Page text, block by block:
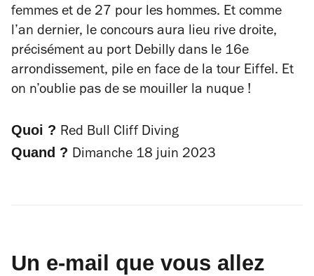
femmes et de 27 pour les hommes. Et comme
l’an dernier, le concours aura lieu rive droite,
précisément au port Debilly dans le 16e
arrondissement, pile en face de la tour Eiffel. Et
on n’oublie pas de se mouiller la nuque !
Quoi ? Red Bull Cliff Diving
Quand ? Dimanche 18 juin 2023
Un e-mail que vous allez